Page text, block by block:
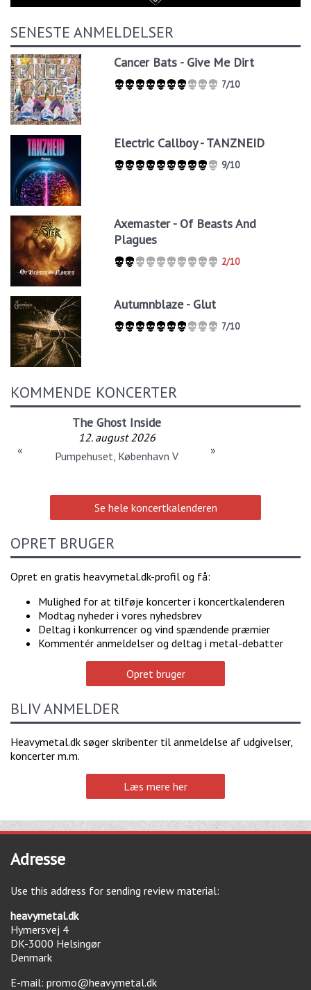
SENESTE ANMELDELSER
Cancer Bats - Give Me Dirt
7/10
Electric Callboy - TANZNEID
9/10
Axemaster - Of Beasts And
Plagues
2/10
Autumnblaze - Glut
7/10
KOMMENDE KONCERTER
The Ghost Inside
12. august 2026
Pumpehuset, København V
« »
Se hele koncertkalenderen
OPRET BRUGER
Opret en gratis heavymetal.dk-profil og få:
Mulighed for at tilføje koncerter i koncertkalenderen
Modtag nyheder i vores nyhedsbrev
Deltag i konkurrencer og vind spændende præmier
Kommentér anmeldelser og deltag i metal-debatter
Opret bruger
BLIV ANMELDER
Heavymetal.dk søger skribenter til anmeldelse af udgivelser,
koncerter m.m.
Læs mere her
Adresse
Use this address for sending review material:
heavymetal.dk
Hymersvej 4
DK-3000 Helsingør
Denmark
E-mail: promo@heavymetal.dk